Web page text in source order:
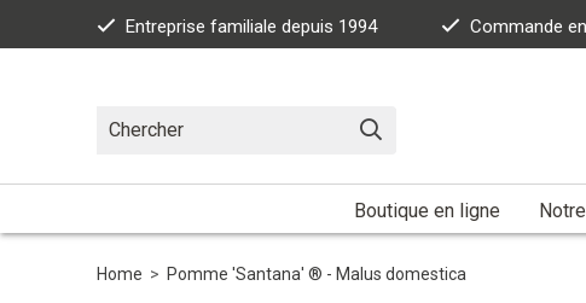
Entreprise familiale depuis 1994 Commande
Boutique en ligne
Home > Pomme 'Santana' ® - Malus domestica